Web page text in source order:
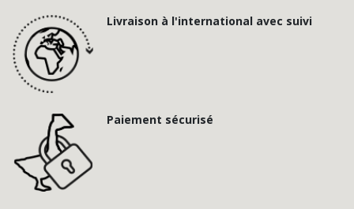
Livraison à l'international avec suivi
Paiement sécurisé